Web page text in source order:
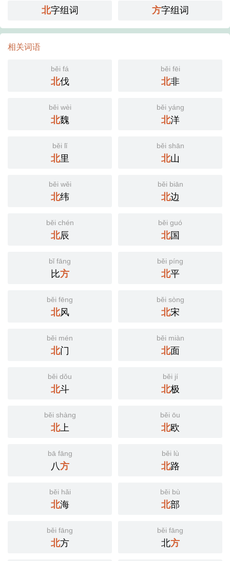
北字组词 方字组词
相关词语
běi fá
北伐
běi fēi
北非
běi wèi
北魏
běi yáng
北洋
běi lǐ
北里
běi shān
北山
běi wěi
北纬
běi biān
北边
běi chén
北辰
běi guó
北国
bǐ fāng
比方
běi píng
北平
běi fēng
北风
běi sòng
北宋
běi mén
北门
běi miàn
北面
běi dǒu
北斗
běi jí
北极
běi shàng
北上
běi ōu
北欧
bā fāng
八方
běi lù
北路
běi hǎi
北海
běi bù
北部
běi fāng
北方
běi fāng
北方